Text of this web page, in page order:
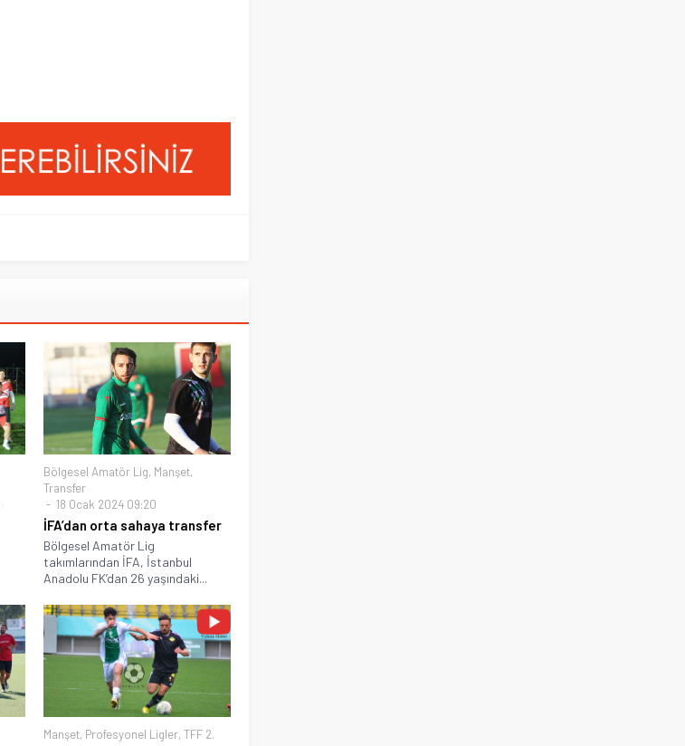
Bölgesel Amatör Lig, Manşet,
Transfer
18 Ocak 2024 09:20
İFA’dan orta sahaya transfer
Bölgesel Amatör Lig
takımlarından İFA, İstanbul
Anadolu FK’dan 26 yaşındaki...
Manşet, Profesyonel Ligler,TFF 2.